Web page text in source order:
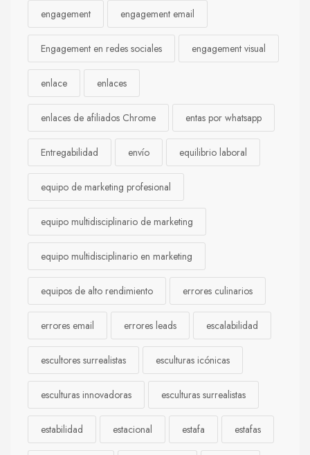
engagement engagement email
Engagement en redes sociales engagement visual
enlace enlaces
enlaces de afiliados Chrome entas por whatsapp
Entregabilidad envío equilibrio laboral
equipo de marketing profesional
equipo multidisciplinario de marketing
equipo multidisciplinario en marketing
equipos de alto rendimiento errores culinarios
errores email errores leads escalabilidad
escultores surrealistas esculturas icónicas
esculturas innovadoras esculturas surrealistas
estabilidad estacional estafa estafas